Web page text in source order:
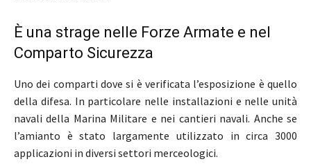
È una strage nelle Forze Armate e nel
Comparto Sicurezza
Uno dei comparti dove si è verificata l’esposizione è quello
della difesa. In particolare nelle installazioni e nelle unità
navali della Marina Militare e nei cantieri navali. Anche se
l’amianto è stato largamente utilizzato in circa 3000
applicazioni in diversi settori merceologici.